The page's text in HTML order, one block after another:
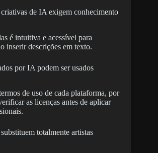
criativas de IA exigem conhecimento
é intuitiva e acessível para
inserir descrições em texto.
por IA podem ser usados
de uso de cada plataforma, por
as licenças antes de aplicar
totalmente artistas